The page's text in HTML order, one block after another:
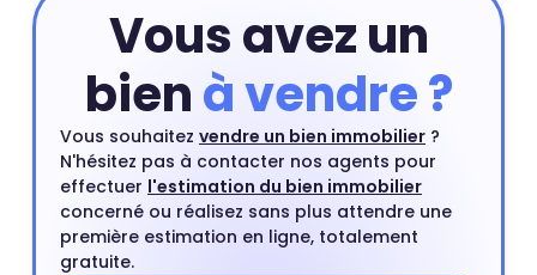
Vous avez un
bienà vendre ?
Vous souhaitez vendre un bien immobilier ?
N'hésitez pas à contacter nos agents pour
effectuer l'estimation du bien immobilier
concerné ou réalisez sans plus attendre une
première estimation en ligne, totalement
gratuite.